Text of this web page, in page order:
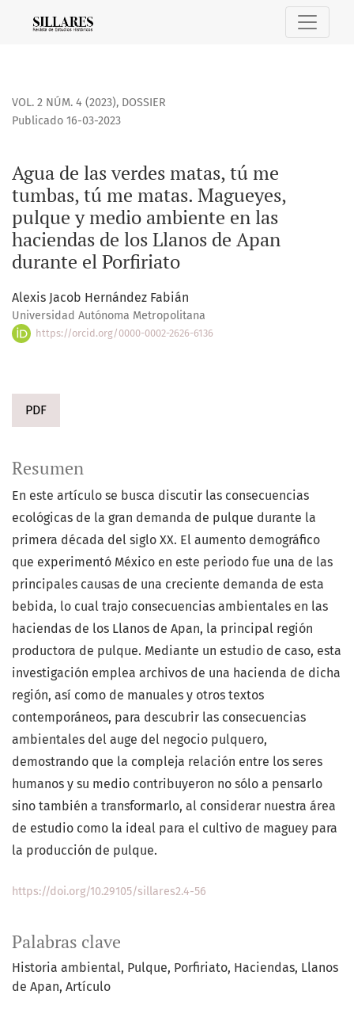
Agua de las verdes matas, tú me tumbas, tú me matas.
VOL. 2 NÚM. 4 (2023), DOSSIER
Agua de las verdes matas, tú me
tumbas, tú me matas. Magueyes,
pulque y medio ambiente en las
haciendas de los Llanos de Apan
durante el Porfiriato
Publicado 16-03-2023
Alexis Jacob Hernández Fabián
Universidad Autónoma Metropolitana
https://orcid.org/0000-0002-2626-6136
PDF
Palabras clave
Historia ambiental Pulque Porfiriato Haciendas Llanos
de Apan Artículo
Resumen
En este artículo se busca discutir las consecuencias
ecológicas de la gran demanda de pulque durante la
primera década del siglo XX. El aumento demográfico
que experimentó México en este periodo fue una de las
principales causas de una creciente demanda de esta
bebida, lo cual trajo consecuencias ambientales en las
haciendas de los Llanos de Apan, la principal región
productora de pulque. Mediante un estudio de caso, esta
investigación emplea archivos de una hacienda de dicha
región, así como de manuales y otros textos
contemporáneos, para descubrir las consecuencias
ambientales del auge del negocio pulquero,
demostrando que la compleja relación entre los seres
humanos y su medio contribuyeron no sólo a pensarlo
sino también a transformarlo, al considerar nuestra área
de estudio como la ideal para el cultivo de maguey para
la producción de pulque.
https://doi.org/10.29105/sillares2.4-56